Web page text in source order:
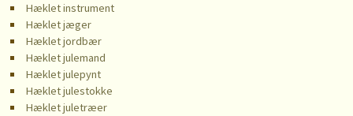
Hæklet instrument
Hæklet jæger
Hæklet jordbær
Hæklet julemand
Hæklet julepynt
Hæklet julestokke
Hæklet juletræer